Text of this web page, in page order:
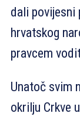
dali povijesni
hrvatskog
pravcem
Unatoč svim
okrilju Crkve